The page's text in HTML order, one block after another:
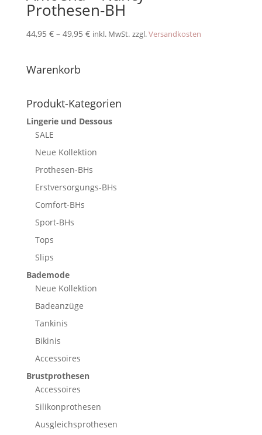
Prothesen-BH
44,95 €– 49,95 € inkl. MwSt. zzgl.Versandkosten
Warenkorb
Produkt-Kategorien
Lingerie und Dessous
SALE
Neue Kollektion
Prothesen-BHs
Erstversorgungs-BHs
Comfort-BHs
Sport-BHs
Tops
Slips
Bademode
Neue Kollektion
Badeanzüge
Tankinis
Bikinis
Accessoires
Brustprothesen
Accessoires
Silikonprothesen
Ausgleichsprothesen